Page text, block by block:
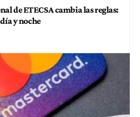
de ETECSA cambia las reglas:
y noche